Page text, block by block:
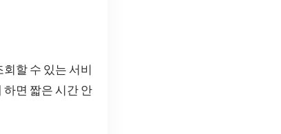
할 수 있는 서비
면 짧은 시간 안